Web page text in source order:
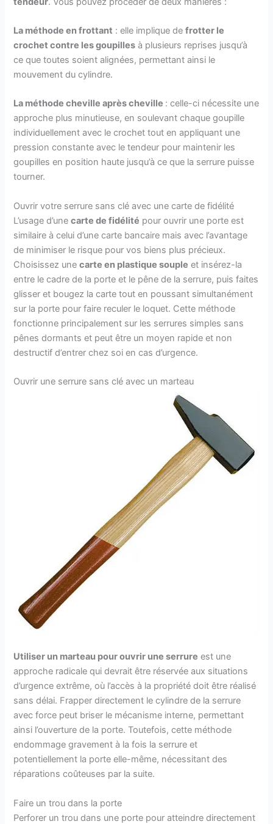
La méthode en frottant : elle implique defrotter le
crochet contre les goupilles à plusieurs reprises jusqu’à
ce que toutes soient alignées, permettant ainsi le
mouvement du cylindre.
La méthode cheville après cheville : celle-ci nécessite une
approche plus minutieuse, en soulevant chaque goupille
individuellement avec le crochet tout en appliquant une
pression constante avec le tendeur pour maintenir les
goupilles en position haute jusqu’à ce que la serrure puisse
tourner.
Ouvrir votre serrure sans clé avec une carte de fidélité
L’usage d’unecarte de fidélité pour ouvrir une porte est
similaire à celui d’une carte bancaire mais avec l’avantage
de minimiser le risque pour vos biens plus précieux.
Choisissez unecarte en plastique souple et insérez-la
entre le cadre de la porte et le pêne de la serrure, puis faites
glisser et bougez la carte tout en poussant simultanément
sur la porte pour faire reculer le loquet. Cette méthode
fonctionne principalement sur les serrures simples sans
pênes dormants et peut être un moyen rapide et non
destructif d’entrer chez soi en cas d’urgence.
Ouvrir une serrure sans clé avec un marteau
Utiliser un marteau pour ouvrir une serrure est une
approche radicale qui devrait être réservée aux situations
d’urgence extrême, où l’accès à la propriété doit être réalisé
sans délai. Frapper directement le cylindre de la serrure
avec force peut briser le mécanisme interne, permettant
ainsi l’ouverture de la porte. Toutefois, cette méthode
endommage gravement à la fois la serrure et
potentiellement la porte elle-même, nécessitant des
réparations coûteuses par la suite.
Faire un trou dans la porte
Perforer un trou dans une porte pour atteindre directement